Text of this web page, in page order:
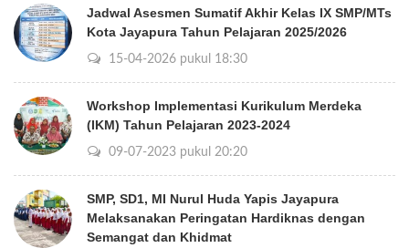
Jadwal Asesmen Sumatif Akhir Kelas IX SMP/MTs
Kota Jayapura Tahun Pelajaran 2025/2026
15-04-2026 pukul 18:30
Workshop Implementasi Kurikulum Merdeka
(IKM) Tahun Pelajaran 2023-2024
09-07-2023 pukul 20:20
SMP, SD1, MI Nurul Huda Yapis Jayapura
Melaksanakan Peringatan Hardiknas dengan
Semangat dan Khidmat